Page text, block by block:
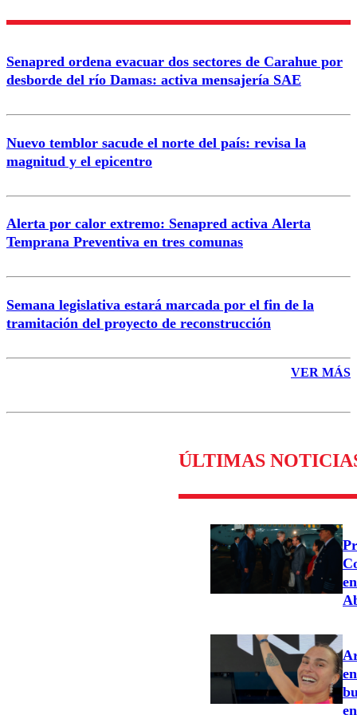
Correo
Senapred ordena evacuar dos sectores de Carahue por
desborde del río Damas: activa mensajería SAE
Nuevo temblor sacude el norte del país: revisa la
magnitud y el epicentro
Alerta por calor extremo: Senapred activa Alerta
Temprana Preventiva en tres comunas
Semana legislativa estará marcada por el fin de la
tramitación del proyecto de reconstrucción
VER MÁS
ÚLTIMAS